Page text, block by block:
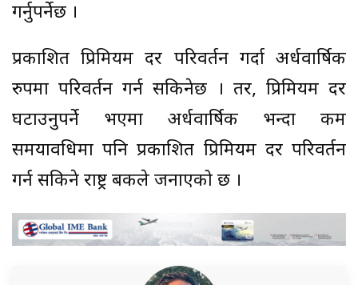
गर्नुपर्नेछ ।
प्रकाशित प्रिमियम दर परिवर्तन गर्दा अर्धवार्षिक
रुपमा परिवर्तन गर्न सकिनेछ । तर, प्रिमियम दर
घटाउनुपर्ने भएमा अर्धवार्षिक भन्दा कम
समयावधिमा पनि प्रकाशित प्रिमियम दर परिवर्तन
गर्न सकिने राष्ट्र बैंकले जनाएको छ ।